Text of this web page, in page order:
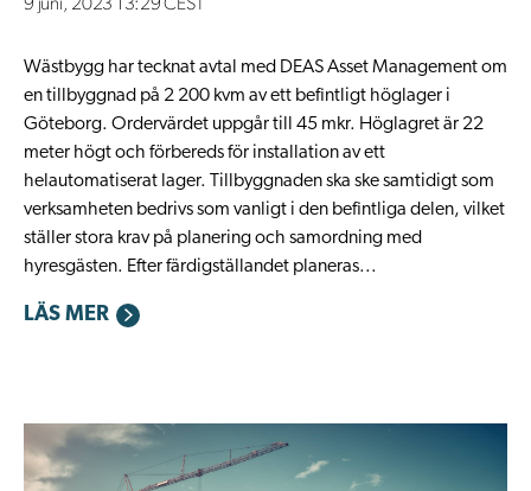
9 juni, 2023 13:29 CEST
Wästbygg har tecknat avtal med DEAS Asset Management om
en tillbyggnad på 2 200 kvm av ett befintligt höglager i
Göteborg. Ordervärdet uppgår till 45 mkr. Höglagret är 22
meter högt och förbereds för installation av ett
helautomatiserat lager. Tillbyggnaden ska ske samtidigt som
verksamheten bedrivs som vanligt i den befintliga delen, vilket
ställer stora krav på planering och samordning med
hyresgästen. Efter färdigställandet planeras...
LÄS MER